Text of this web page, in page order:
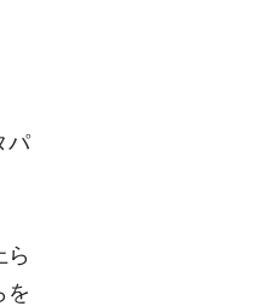
パ
ら
を